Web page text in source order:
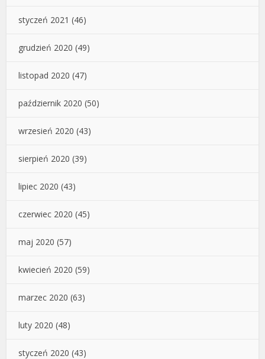
styczeń 2021 (46)
grudzień 2020 (49)
listopad 2020 (47)
październik 2020 (50)
wrzesień 2020 (43)
sierpień 2020 (39)
lipiec 2020 (43)
czerwiec 2020 (45)
maj 2020 (57)
kwiecień 2020 (59)
marzec 2020 (63)
luty 2020 (48)
styczeń 2020 (43)